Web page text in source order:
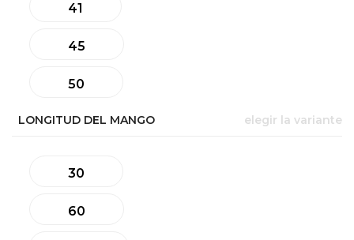
41
45
50
LONGITUD DEL MANGO elegir la variante
30
60